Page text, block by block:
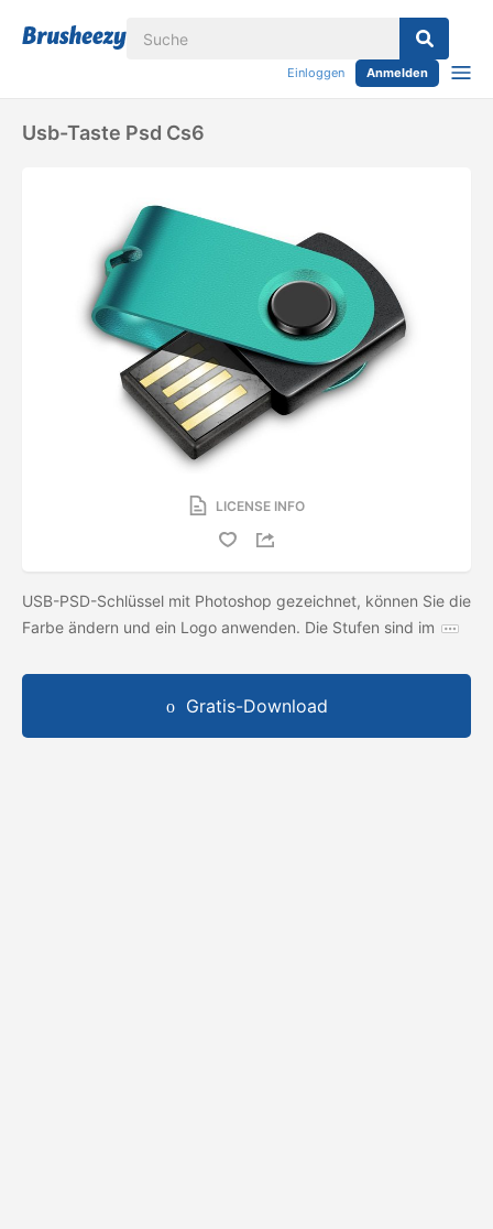
Einloggen Anmelden
Usb-Taste Psd Cs6
LICENSE INFO
USB-PSD-Schlüssel mit Photoshop gezeichnet, können Sie die
Farbe ändern und ein Logo anwenden. Die Stufen sind im
Gratis-Download